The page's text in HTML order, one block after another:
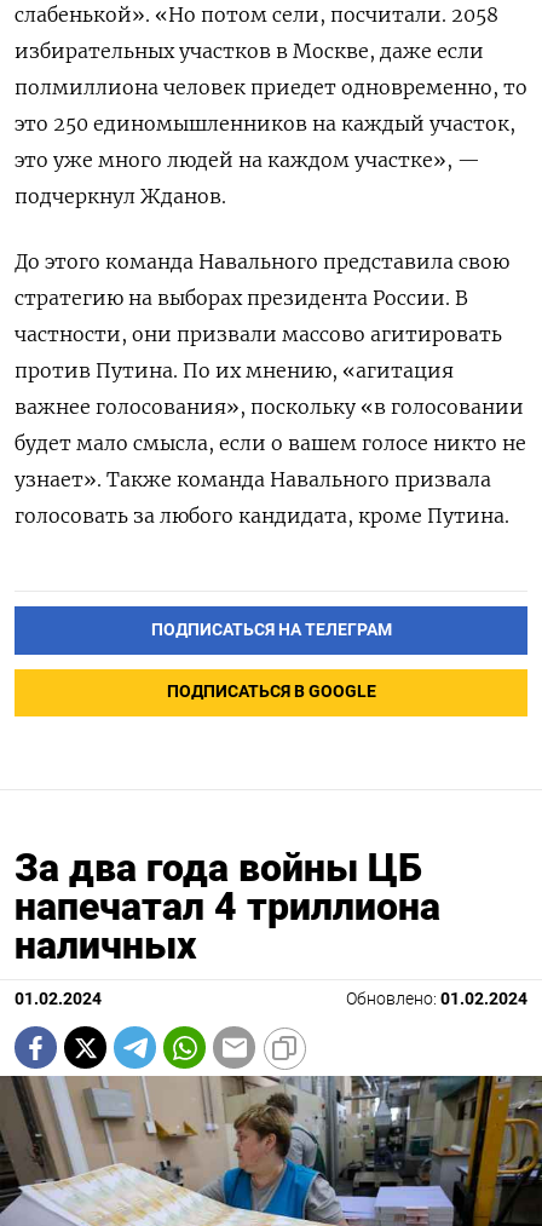
слабенькой». «Но потом сели, посчитали. 2058
избирательных участков в Москве, даже если
полмиллиона человек приедет одновременно, то
это 250 единомышленников на каждый участок,
это уже много людей на каждом участке», —
подчеркнул Жданов.
До этого команда Навального представила свою
стратегию на выборах президента России. В
частности, они призвали массово агитировать
против Путина. По их мнению, «агитация
важнее голосования», поскольку «в голосовании
будет мало смысла, если о вашем голосе никто не
узнает». Также команда Навального призвала
голосовать за любого кандидата, кроме Путина.
ПОДПИСАТЬСЯ НА ТЕЛЕГРАМ
ПОДПИСАТЬСЯ В GOOGLE
За два года войны ЦБ
напечатал 4 триллиона
наличных
01.02.2024 Обновлено: 01.02.2024